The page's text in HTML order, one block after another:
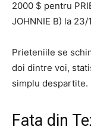
2000 $ pentru
JOHNNIE B) la
Prieteniile se
doi dintre voi,
simplu despartite.
Fata din